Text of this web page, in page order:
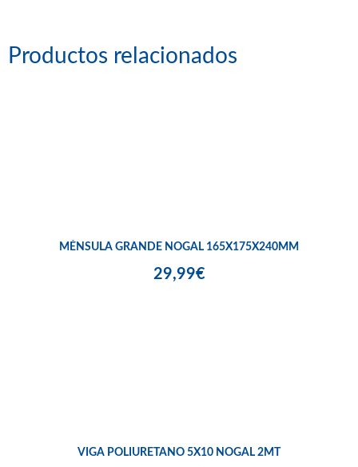
Productos relacionados
MÉNSULA GRANDE NOGAL 165X175X240MM
29,99€
VIGA POLIURETANO 5X10 NOGAL 2MT